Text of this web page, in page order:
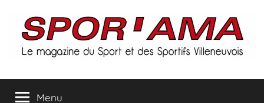
contenu
Spor'ama
Menu